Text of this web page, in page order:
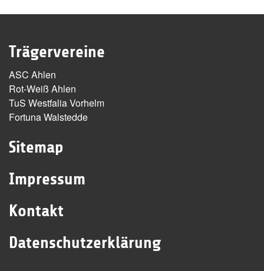
Trägervereine
ASC Ahlen
Rot-Weiß Ahlen
TuS Westfalia Vorhelm
Fortuna Walstedde
Sitemap
Impressum
Kontakt
Datenschutzerklärung